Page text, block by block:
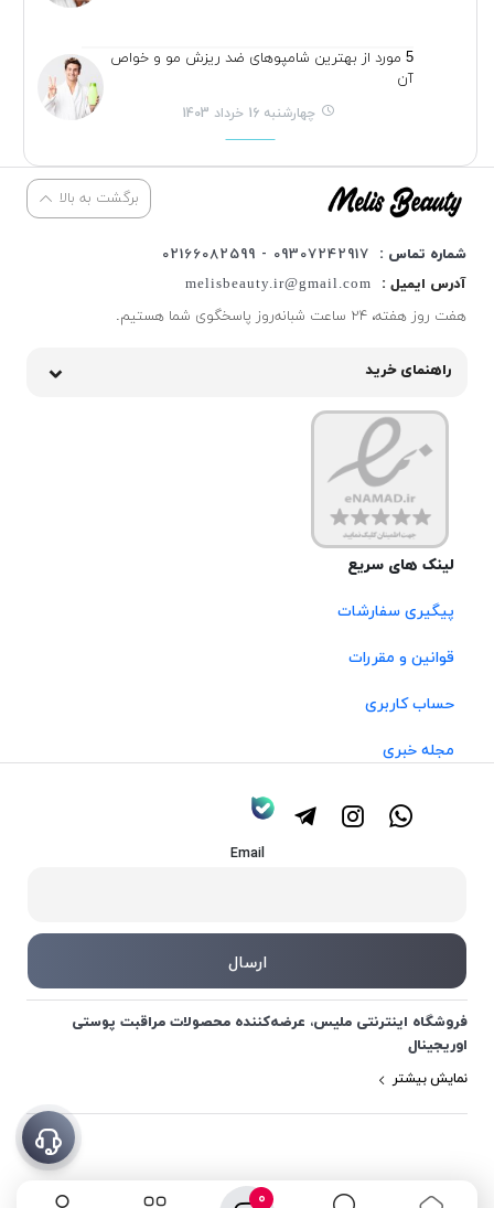
5 مورد از بهترین شامپوهای ضد ریزش مو و خواص
آن
چهارشنبه 16 خرداد 1403
0
برگشت به بالا
شماره تماس :
09307242917 - 02166082599
آدرس ایمیل :
melisbeauty.ir@gmail.com
هفت روز هفته، ۲۴ ساعت شبانه‌روز پاسخگوی شما هستیم.
راهنمای خرید
لینک های سریع
پیگیری سفارشات
قوانین و مقررات
حساب کاربری
مجله خبری
Email
فروشگاه اینترنتی ملیس، عرضه‌کننده محصولات مراقبت پوستی
اوریجینال
نمایش بیشتر